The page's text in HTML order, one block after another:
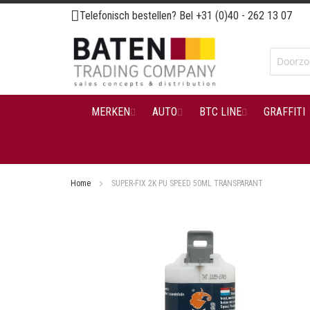
Ga
naar
de
inhoud
Telefonisch bestellen? Bel +31 (0)40 - 262 13 07
MERKEN AUTO BTC LINE GRAFFITI
Home SUPER-FIX 2K PU SPEED 50ML TRANSPARANT